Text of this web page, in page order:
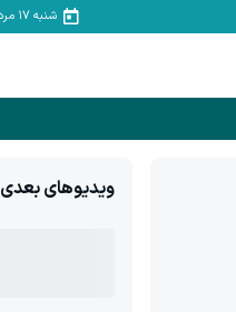
شنبه ۱۷ مرداد
ویدیوهای بعدی